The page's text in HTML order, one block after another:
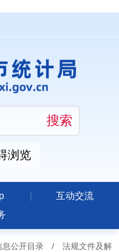
浏览
互动交流
息公开目录 /
法规文件及解